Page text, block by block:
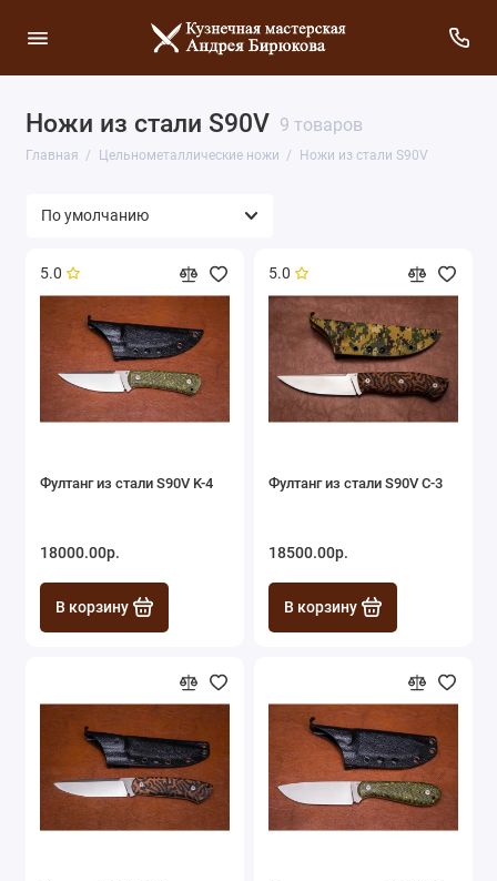
Ножи из стали S90V 9 товаров
Главная Цельнометаллические ножи Ножи из стали S90V
5.0
Фултанг из стали S90V K-4
18000.00р.
В корзину
5.0
Фултанг из стали S90V С-3
18500.00р.
В корзину